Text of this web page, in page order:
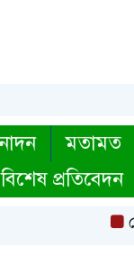
মতামত
প্রতিবেদন